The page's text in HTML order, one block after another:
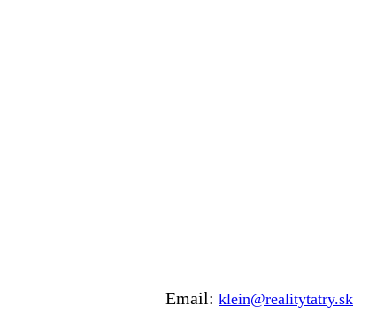
Email: klein@realitytatry.sk